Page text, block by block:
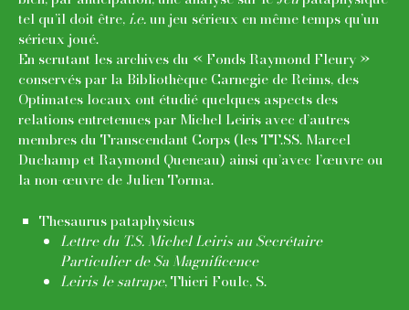
tel qu’il doit être, i.e.un jeu sérieux en même temps qu’un
sérieux joué.
En scrutant les archives du « Fonds Raymond Fleury »
conservés par la Bibliothèque Carnegie de Reims, des
Optimates locaux ont étudié quelques aspects des
relations entretenues par Michel Leiris avec d’autres
membres du Transcendant Corps (les TT.SS. Marcel
Duchamp et Raymond Queneau) ainsi qu’avec l’œuvre ou
la non-œuvre de Julien Torma.
Thesaurus pataphysicus
Lettre du T.S. Michel Leiris au Secrétaire
Particulier de Sa Magnificence
Leiris le satrape, Thieri Foulc, S.